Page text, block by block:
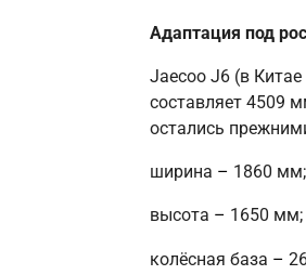
Адаптация под
Jaecoo J6 (в Китае
составляет 4509
остались
ширина – 1860 мм;
высота – 1650 мм;
колёсная база –